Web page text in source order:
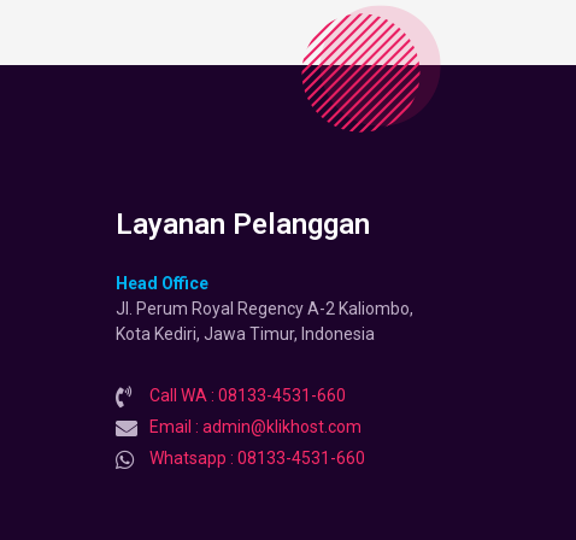
Layanan Pelanggan
Head Office
Jl. Perum Royal Regency A-2 Kaliombo,
Kota Kediri, Jawa Timur, Indonesia
Call WA : 08133-4531-660
Email : admin@klikhost.com
Whatsapp : 08133-4531-660